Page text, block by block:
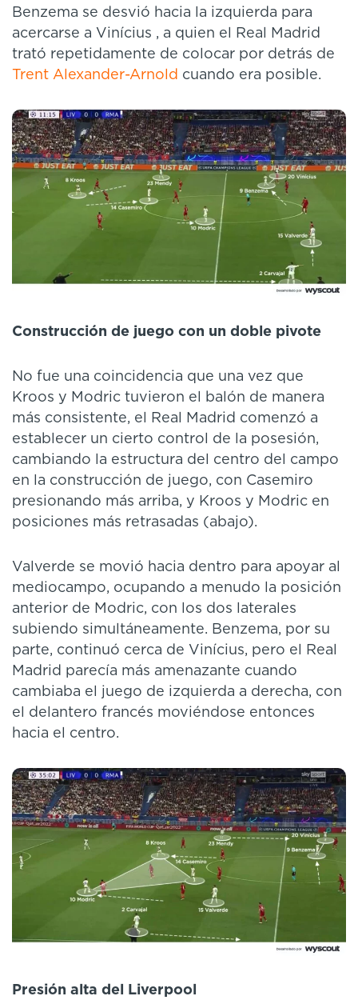
Benzema se desvió hacia la izquierda para
acercarse a Vinícius , a quien el Real Madrid
trató repetidamente de colocar por detrás de
Trent Alexander-Arnold cuando era posible.
Construcción de juego con un doble pivote
No fue una coincidencia que una vez que
Kroos y Modric tuvieron el balón de manera
más consistente, el Real Madrid comenzó a
establecer un cierto control de la posesión,
cambiando la estructura del centro del campo
en la construcción de juego, con Casemiro
presionando más arriba, y Kroos y Modric en
posiciones más retrasadas (abajo).
Valverde se movió hacia dentro para apoyar al
mediocampo, ocupando a menudo la posición
anterior de Modric, con los dos laterales
subiendo simultáneamente. Benzema, por su
parte, continuó cerca de Vinícius, pero el Real
Madrid parecía más amenazante cuando
cambiaba el juego de izquierda a derecha, con
el delantero francés moviéndose entonces
hacia el centro.
Presión alta del Liverpool